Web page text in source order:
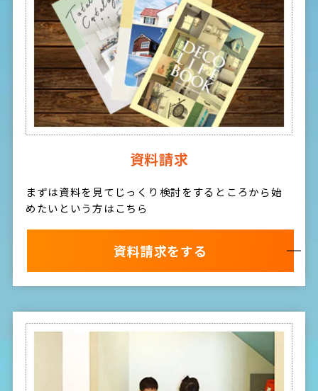
資料請求
まずは資料を見てじっくり検討をするところから始
めたいという方はこちら
資料請求をする